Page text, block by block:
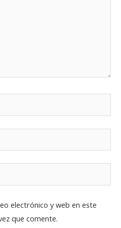
electrónico y web en este
que comente.